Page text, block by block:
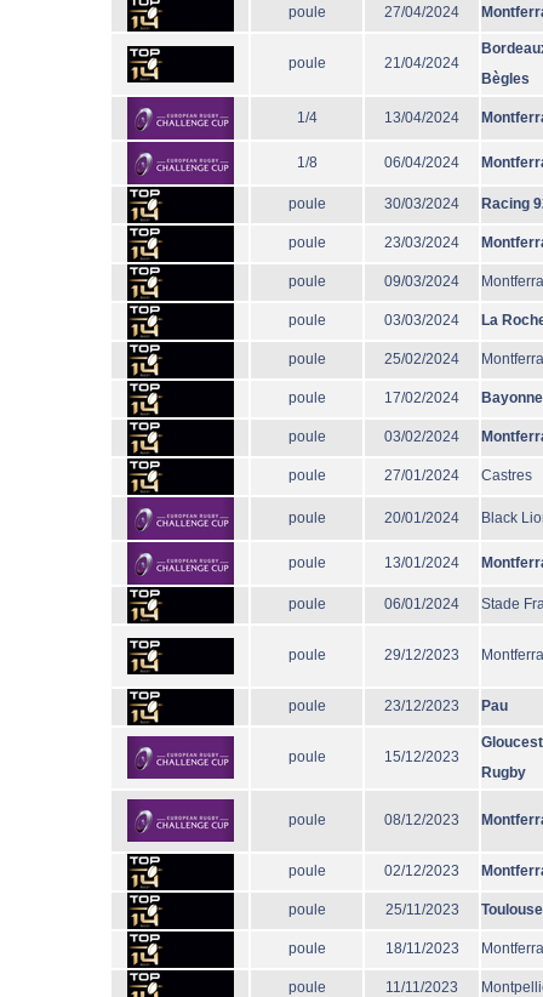
poule 27/04/2024
poule 21/04/2024
Bègles
1/4 13/04/2024
1/8 06/04/2024
poule 30/03/2024 Racing
poule 23/03/2024
poule 09/03/2024
poule 03/03/2024 La
poule 25/02/2024
poule 17/02/2024 Bayonne
poule 03/02/2024
poule 27/01/2024 Castres
poule 20/01/2024 Black
poule 13/01/2024
poule 06/01/2024 Stade
poule 29/12/2023
poule 23/12/2023 Pau
poule 15/12/2023
Rugby
poule 08/12/2023
poule 02/12/2023
poule 25/11/2023 Toulouse
poule 18/11/2023
poule 11/11/2023